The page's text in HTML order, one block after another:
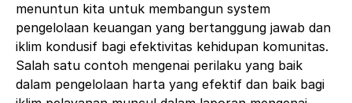
menuntun kita untuk membangun system
pengelolaan keuangan yang bertanggung jawab dan
iklim kondusif bagi efektivitas kehidupan komunitas.
Salah satu contoh mengenai perilaku yang baik
dalam pengelolaan harta yang efektif dan baik bagi